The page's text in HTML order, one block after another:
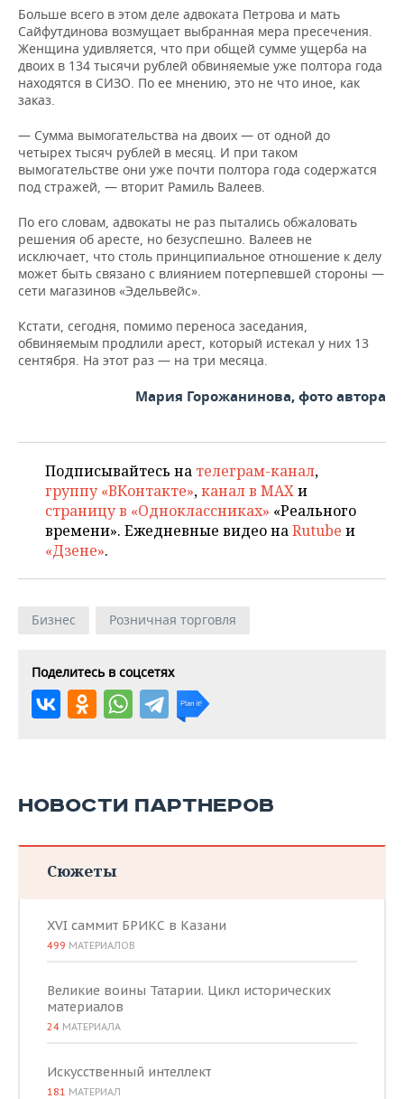
Больше всего в этом деле адвоката Петрова и мать
Сайфутдинова возмущает выбранная мера пресечения.
Женщина удивляется, что при общей сумме ущерба на
двоих в 134 тысячи рублей обвиняемые уже полтора года
находятся в СИЗО. По ее мнению, это не что иное, как
заказ.
— Сумма вымогательства на двоих — от одной до
четырех тысяч рублей в месяц. И при таком
вымогательстве они уже почти полтора года содержатся
под стражей, — вторит Рамиль Валеев.
По его словам, адвокаты не раз пытались обжаловать
решения об аресте, но безуспешно. Валеев не
исключает, что столь принципиальное отношение к делу
может быть связано с влиянием потерпевшей стороны —
сети магазинов «Эдельвейс».
Кстати, сегодня, помимо переноса заседания,
обвиняемым продлили арест, который истекал у них 13
сентября. На этот раз — на три месяца.
Мария Горожанинова, фото автора
Подписывайтесь на телеграм-канал,
группу «ВКонтакте»,канал в MAXи
страницу в «Одноклассниках» «Реального
времени». Ежедневные видео наRutube и
«Дзене».
Бизнес Розничная торговля
Поделитесь в соцсетях
НОВОСТИ ПАРТНЕРОВ
Сюжеты
XVI саммит БРИКС в Казани
499 МАТЕРИАЛОВ
Великие воины Татарии. Цикл исторических
материалов
24 МАТЕРИАЛА
Искусственный интеллект
181 МАТЕРИАЛ